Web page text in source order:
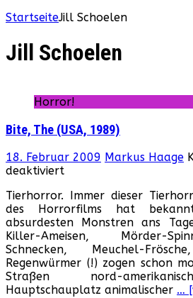
StartseiteJill Schoelen
Jill Schoelen
Horror!
Bite, The (USA, 1989)
18. Februar 2009 Markus Haage
deaktiviertfür
The
(USA,
1989)
Tierhorror. Immer dieser
des Horrorfilms hat
absurdesten Monstren ans
Killer-Ameisen, Mörder-
Schnecken, Meuchel-
Regenwürmer (!) zogen schon
Straßen nord-
Hauptschauplatz animalischer …